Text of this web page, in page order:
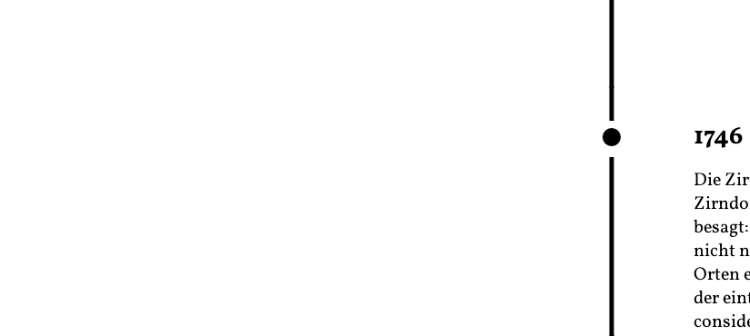
1746
Die
nicht
Orten
der